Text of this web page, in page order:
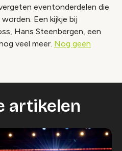
eventonderdelen die
Een kijkje bij
Hans Steenbergen, een
veel meer. Nog geen
artikelen